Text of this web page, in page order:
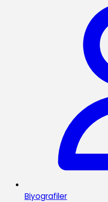
Biyografiler